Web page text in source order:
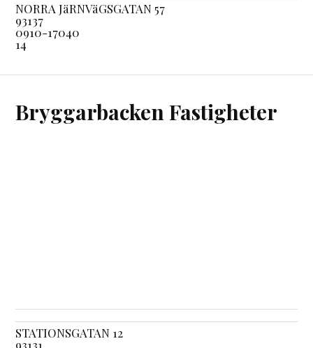
NORRA JäRNVäGSGATAN 57
93137
0910-17040
14
Bryggarbacken Fastigheter
STATIONSGATAN 12
93131